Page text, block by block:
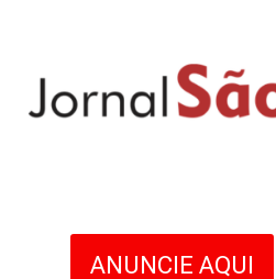
ANUNCIE AQUI